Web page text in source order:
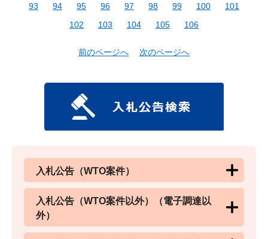
93
94 95 96 97 98 99 100
101
102
103 104 105 106
前のページへ 次のページへ
入札公告（WTO案件）
入札公告（WTO案件以外）（電子調達以
外）